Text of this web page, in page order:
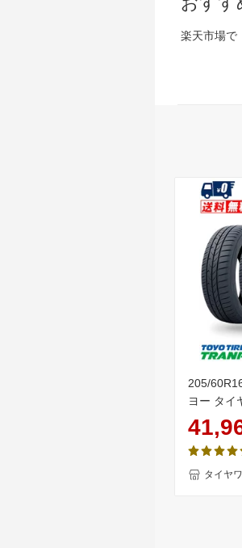
楽天市場で
205/
ヨー タイ
ス MP7
単品4本
タイヤ